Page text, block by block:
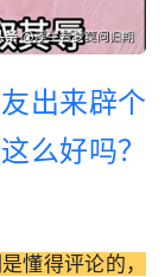
出来辟个
么好吗？
懂得评论的，